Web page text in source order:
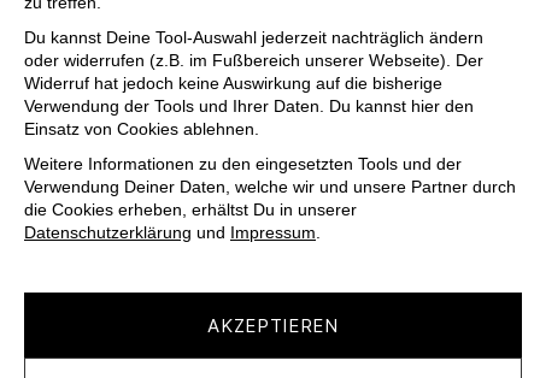
Du kannst Deine Tool-Auswahl jederzeit nachträglich ändern
oder widerrufen (z.B. im Fußbereich unserer Webseite). Der
Widerruf hat jedoch keine Auswirkung auf die bisherige
Verwendung der Tools und Ihrer Daten. Du kannst hier den
Einsatz von Cookies ablehnen.
Weitere Informationen zu den eingesetzten Tools und der
Verwendung Deiner Daten, welche wir und unsere Partner durch
die Cookies erheben, erhältst Du in unserer
Datenschutzerklärung und Impressum.
AKZEPTIEREN